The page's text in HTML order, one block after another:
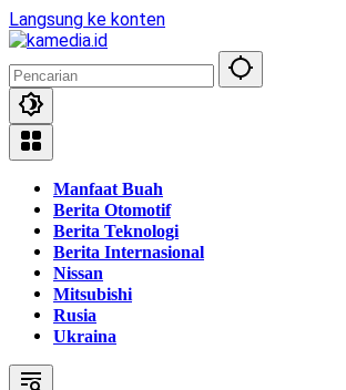
Langsung ke konten
Manfaat Buah
Berita Otomotif
Berita Teknologi
Berita Internasional
Nissan
Mitsubishi
Rusia
Ukraina